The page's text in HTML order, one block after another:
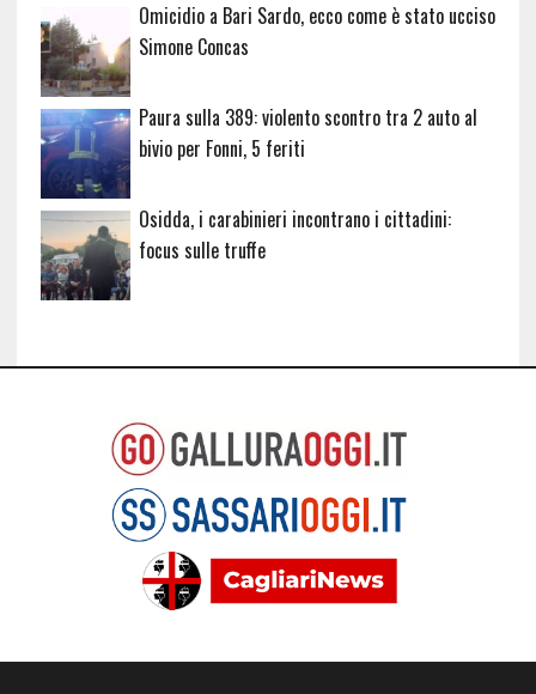
Omicidio a Bari Sardo, ecco come è stato ucciso
Simone Concas
Paura sulla 389: violento scontro tra 2 auto al
bivio per Fonni, 5 feriti
Osidda, i carabinieri incontrano i cittadini:
focus sulle truffe